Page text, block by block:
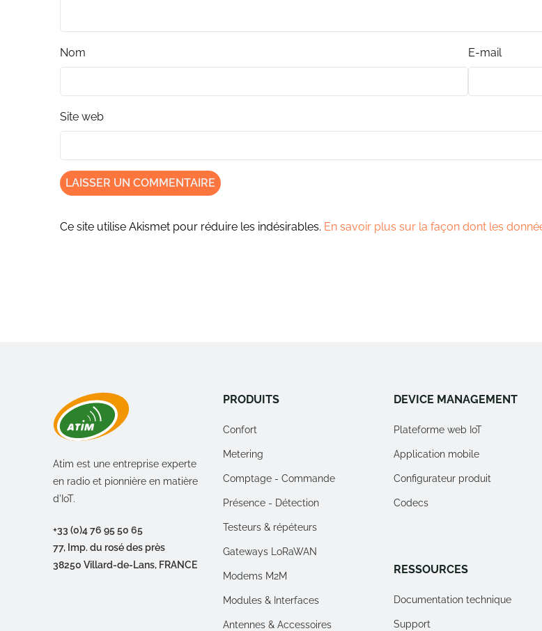
Nom E-mail
Site web
Ce site utilise Akismet pour réduire les indésirables. En savoir plus sur la façon dont les
Atim est une entreprise experte
en radio et pionnière en matière
d'IoT.
+33 (0)4 76 95 50 65
77, Imp. du rosé des près
38250 Villard-de-Lans, FRANCE
PRODUITS
Confort
Metering
Comptage - Commande
Présence - Détection
Testeurs & répéteurs
Gateways LoRaWAN
Modems M2M
Modules & Interfaces
Antennes & Accessoires
DEVICE MANAGEMENT
Plateforme web IoT
Application mobile
Configurateur produit
Codecs
RESSOURCES
Documentation technique
Support